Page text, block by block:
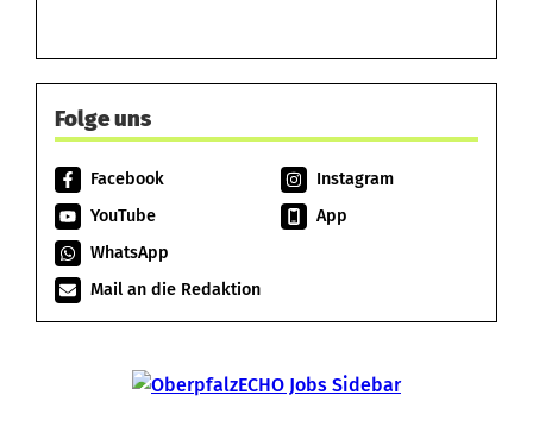
Folge uns
Facebook
Instagram
YouTube
App
WhatsApp
Mail an die Redaktion